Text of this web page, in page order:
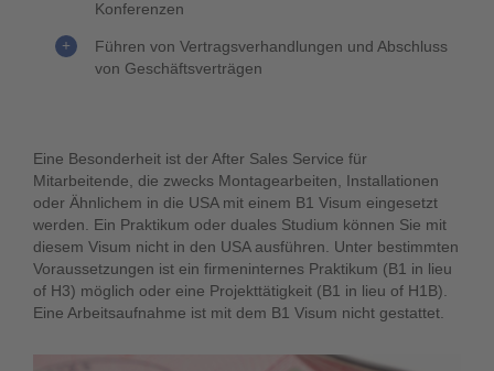
Konferenzen
Führen von Vertragsverhandlungen und Abschluss
von Geschäftsverträgen
Eine Besonderheit ist der After Sales Service für
Mitarbeitende, die zwecks Montagearbeiten, Installationen
oder Ähnlichem in die USA mit einem B1 Visum eingesetzt
werden. Ein Praktikum oder duales Studium können Sie mit
diesem Visum nicht in den USA ausführen. Unter bestimmten
Voraussetzungen ist ein firmeninternes Praktikum (B1 in lieu
of H3) möglich oder eine Projekttätigkeit (B1 in lieu of H1B).
Eine Arbeitsaufnahme ist mit dem B1 Visum nicht gestattet.